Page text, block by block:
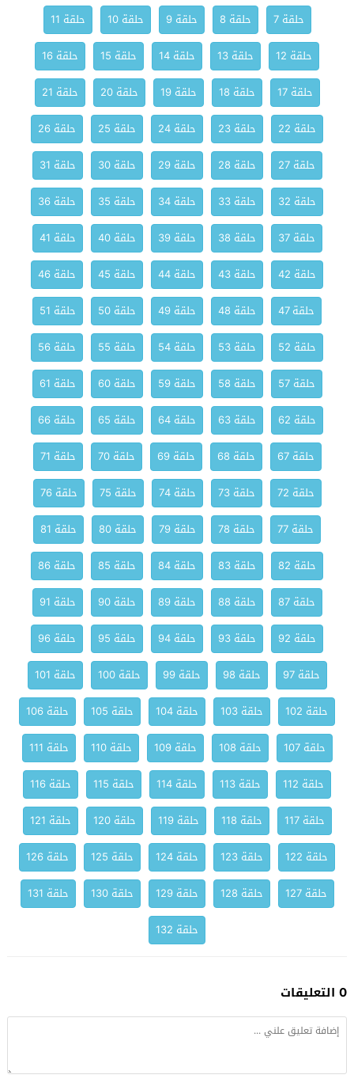
حلقة 7
حلقة 8 حلقة 9 حلقة 10
حلقة 11
حلقة 12
حلقة 13 حلقة 14 حلقة 15
حلقة 16
حلقة 17
حلقة 18 حلقة 19 حلقة 20
حلقة 21
حلقة 22
حلقة 23 حلقة 24 حلقة 25
حلقة 26
حلقة 27
حلقة 28 حلقة 29 حلقة 30
حلقة 31
حلقة 32
حلقة 33 حلقة 34 حلقة 35
حلقة 36
حلقة 37
حلقة 38 حلقة 39 حلقة 40
حلقة 41
حلقة 42
حلقة 43 حلقة 44 حلقة 45
حلقة 46
حلقة 47
حلقة 48 حلقة 49 حلقة 50
حلقة 51
حلقة 52
حلقة 53 حلقة 54 حلقة 55
حلقة 56
حلقة 57
حلقة 58 حلقة 59 حلقة 60
حلقة 61
حلقة 62
حلقة 63 حلقة 64 حلقة 65
حلقة 66
حلقة 67
حلقة 68 حلقة 69 حلقة 70
حلقة 71
حلقة 72
حلقة 73 حلقة 74 حلقة 75
حلقة 76
حلقة 77
حلقة 78 حلقة 79 حلقة 80
حلقة 81
حلقة 82
حلقة 83 حلقة 84 حلقة 85
حلقة 86
حلقة 87
حلقة 88 حلقة 89 حلقة 90
حلقة 91
حلقة 92
حلقة 93 حلقة 94 حلقة 95
حلقة 96
حلقة 97
حلقة 98 حلقة 99 حلقة 100
حلقة 101
حلقة 102
حلقة 103 حلقة 104 حلقة 105
حلقة 106
حلقة 107
حلقة 108 حلقة 109 حلقة 110
حلقة 111
حلقة 112
حلقة 113 حلقة 114 حلقة 115
حلقة 116
حلقة 117
حلقة 118 حلقة 119 حلقة 120
حلقة 121
حلقة 122
حلقة 123 حلقة 124 حلقة 125
حلقة 126
حلقة 127
حلقة 128 حلقة 129 حلقة 130
حلقة 131
حلقة 132
0 التعليقات